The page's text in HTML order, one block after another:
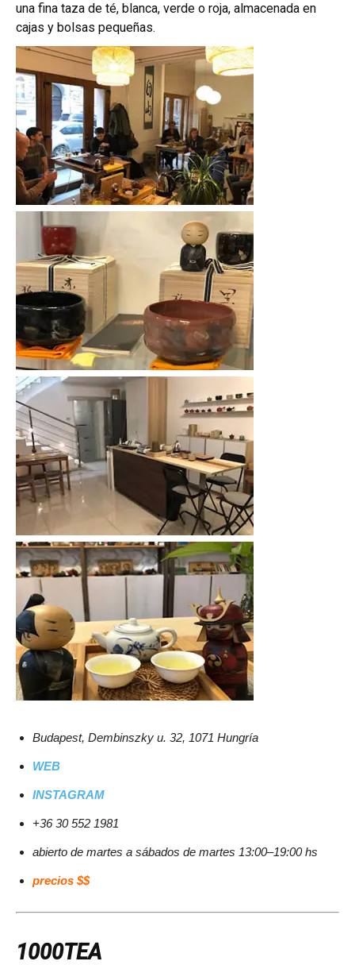
una fina taza de té, blanca, verde o roja, almacenada en
cajas y bolsas pequeñas.
Budapest, Dembinszky u. 32, 1071 Hungría
WEB
INSTAGRAM
+36 30 552 1981
abierto de martes a sábados de martes 13:00–19:00 hs
precios $$
1000TEA